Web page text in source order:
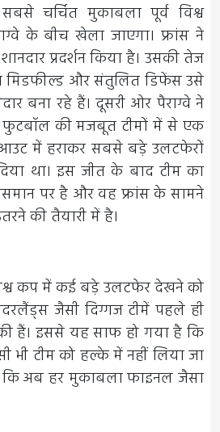
चर्चित मुकाबला पूर्व विश्व
के बीच खेला जाएगा। फ्रांस ने
प्रदर्शन किया है। उसकी तेज
मिडफील्ड और संतुलित डिफेंस उसे
बना रहे हैं। दूसरी ओर पैराग्वे ने
फुटबॉल की मजबूत टीमों में से एक
में हराकर सबसे बड़े उलटफेरों
था। इस जीत के बाद टीम का
पर है और वह फ्रांस के सामने
की तैयारी में है।
कप में कई बड़े उलटफेर देखने को
जैसी दिग्गज टीमें पहले ही
हैं। इससे यह साफ हो गया है कि
भी टीम को हल्के में नहीं लिया जा
अब हर मुकाबला फाइनल जैसा